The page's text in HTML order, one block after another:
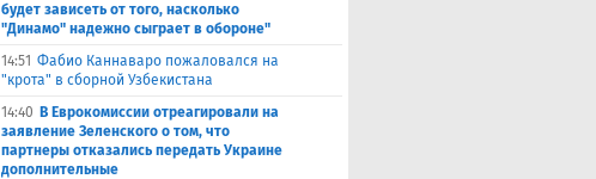
будет зависеть от того, насколько
"Динамо" надежно сыграет в обороне"
14:51 Фабио Каннаваро пожаловался на
"крота" в сборной Узбекистана
14:40 В Еврокомиссии отреагировали на
заявление Зеленского о том, что
партнеры отказались передать Украине
дополнительные